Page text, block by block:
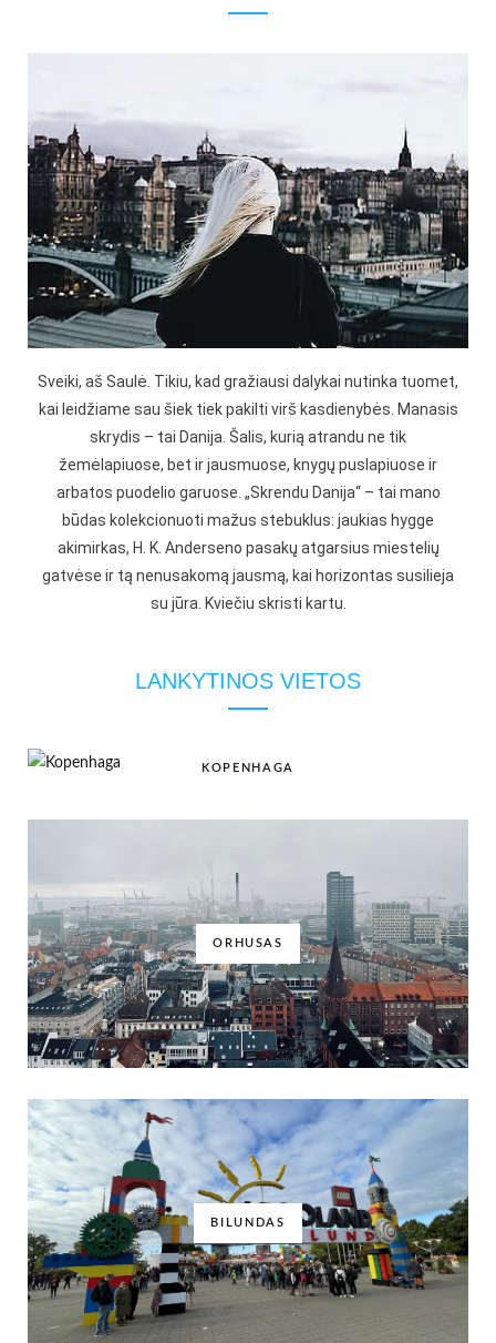
Sveiki, aš Saulė. Tikiu, kad gražiausi dalykai nutinka tuomet,
kai leidžiame sau šiek tiek pakilti virš kasdienybės. Manasis
skrydis – tai Danija. Šalis, kurią atrandu ne tik
žemėlapiuose, bet ir jausmuose, knygų puslapiuose ir
arbatos puodelio garuose. „Skrendu Danija“ – tai mano
būdas kolekcionuoti mažus stebuklus: jaukias hygge
akimirkas, H. K. Anderseno pasakų atgarsius miestelių
gatvėse ir tą nenusakomą jausmą, kai horizontas susilieja
su jūra. Kviečiu skristi kartu.
LANKYTINOS VIETOS
KOPENHAGA
ORHUSAS
BILUNDAS